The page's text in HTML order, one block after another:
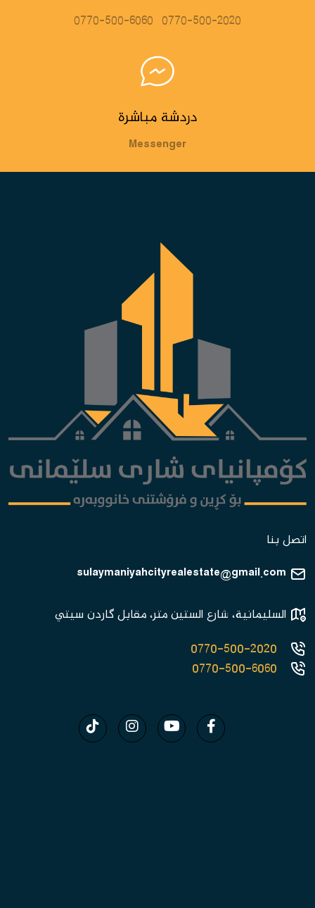
0770-500-2020
0770-500-6060
دردشة مباشرة
Messenger
اتصل بنا
sulaymaniyahcityrealestate@gmail.com
السليمانية، شارع الستين متر، مقابل گاردن سيتي
0770-500-2020
0770-500-6060